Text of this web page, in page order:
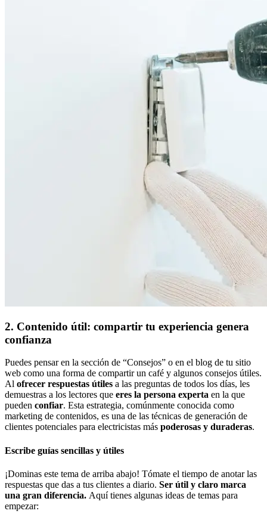
2. Contenido útil: compartir tu experiencia genera
confianza
Puedes pensar en la sección de “Consejos” o en el blog de tu sitio
web como una forma de compartir un café y algunos consejos útiles.
Al ofrecer respuestas útiles a las preguntas de todos los días, les
demuestras a los lectores que eres la persona experta en la que
pueden confiar. Esta estrategia, comúnmente conocida como
marketing de contenidos, es una de las técnicas de generación de
clientes potenciales para electricistas más poderosas y duraderas.
Escribe guías sencillas y útiles
¡Dominas este tema de arriba abajo! Tómate el tiempo de anotar las
respuestas que das a tus clientes a diario. Ser útil y claro marca
una gran diferencia. Aquí tienes algunas ideas de temas para
empezar: